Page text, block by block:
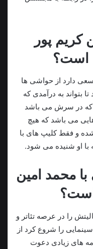
کریم پور
است؟
دارد از حواشی ها
بتواند به درآمدی که
که در سرش می باشد
می باشد که هیچ
و فقط کلیپ های با
با او شنیده می شود.
با محمد امین
است؟
را در عرصه تئاتر و
را شروع کرد از
های زیادی دعوت